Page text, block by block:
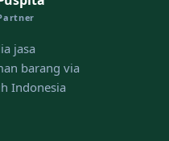
jasa
barang via
Indonesia